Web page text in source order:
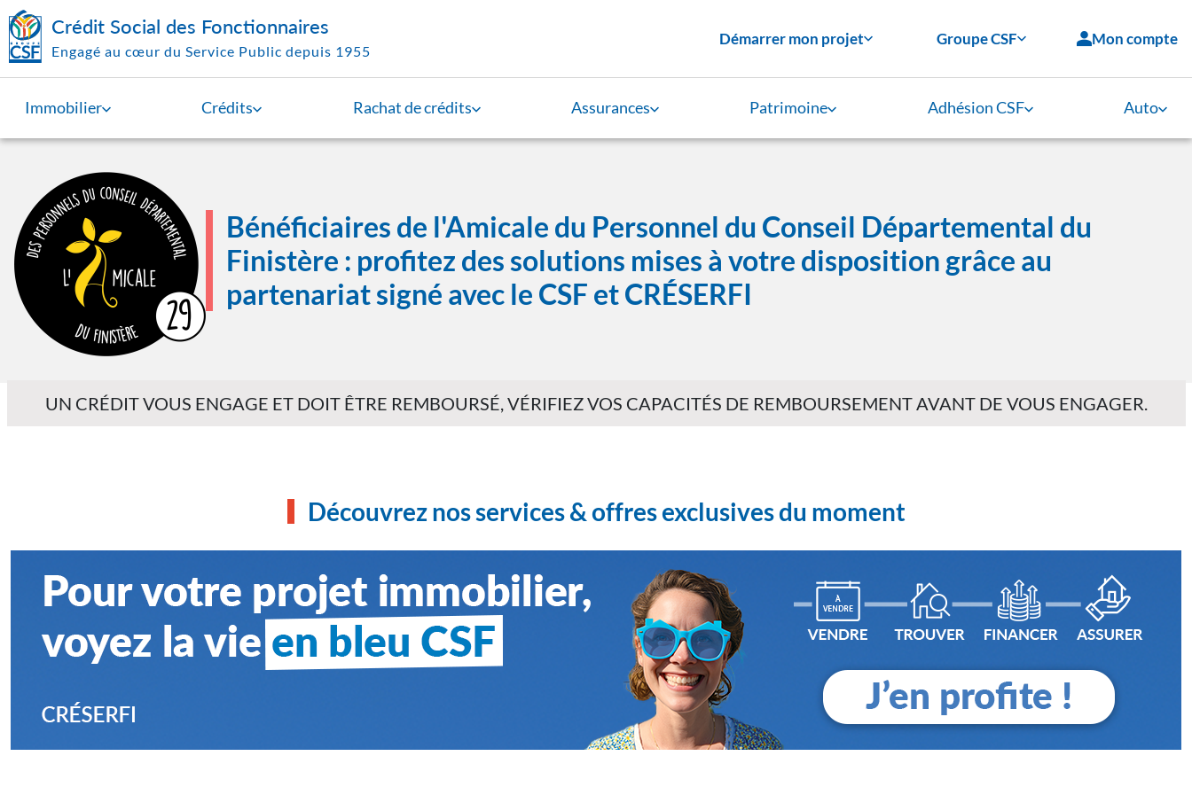
Aller au contenu principal
Crédit Social des Fonctionnaires
Engagé au cœur du Service Public depuis 1955
Démarrer mon projet Groupe CSF Mon compte
Immobilier Crédits Rachat de crédits Assurances Patrimoine Adhésion CSF Auto
Bénéficiaires de l'Amicale du Personnel du Conseil Départemental du
Finistère : profitez des solutions mises à votre disposition grâce au
partenariat signé avec le CSF et CRÉSERFI
UN CRÉDIT VOUS ENGAGE ET DOIT ÊTRE REMBOURSÉ, VÉRIFIEZ VOS CAPACITÉS DE REMBOURSEMENT AVANT DE VOUS ENGAGER.
Découvrez nos services & offres exclusives du moment